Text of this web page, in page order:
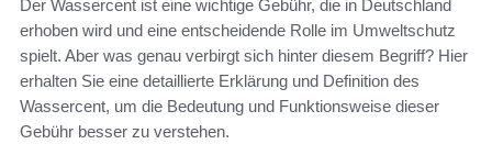
Der Wassercent ist eine wichtige Gebühr, die in Deutschland
erhoben wird und eine entscheidende Rolle im Umweltschutz
spielt. Aber was genau verbirgt sich hinter diesem Begriff? Hier
erhalten Sie eine detaillierte Erklärung und Definition des
Wassercent, um die Bedeutung und Funktionsweise dieser
Gebühr besser zu verstehen.